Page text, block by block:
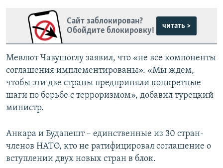
Сайт заблокирован?
Обойдите блокировку!
читать >
Мевлют Чавушоглу заявил, что «не все компоненты
соглашения имплементированы». «Мы ждем,
чтобы эти две страны предприняли конкретные
шаги по борьбе с терроризмом», добавил турецкий
министр.
Анкара и Будапешт – единственные из 30 стран-
членов НАТО, кто не ратифицировал соглашение о
вступлении двух новых стран в блок.